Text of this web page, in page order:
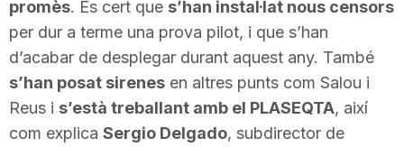
g
o
promès. És cert que s’han instal·lat nous censors
per dur a terme una prova pilot, i que s’han
d’acabar de desplegar durant aquest any. També
s’han posat sirenes en altres punts com Salou i
Reus i s’està treballant amb el PLASEQTA, així
com explica Sergio Delgado, subdirector de